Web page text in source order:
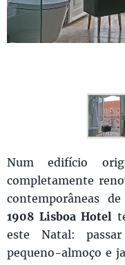
Num edifício
completamente
contemporâneas
1908 Lisboa Hotel
este Natal:
pequeno-almoço e